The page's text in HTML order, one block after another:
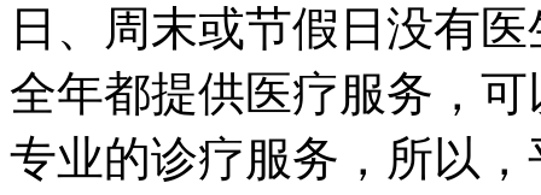
日、周末或节假日没有
全年都提供医疗服务，
专业的诊疗服务，所以